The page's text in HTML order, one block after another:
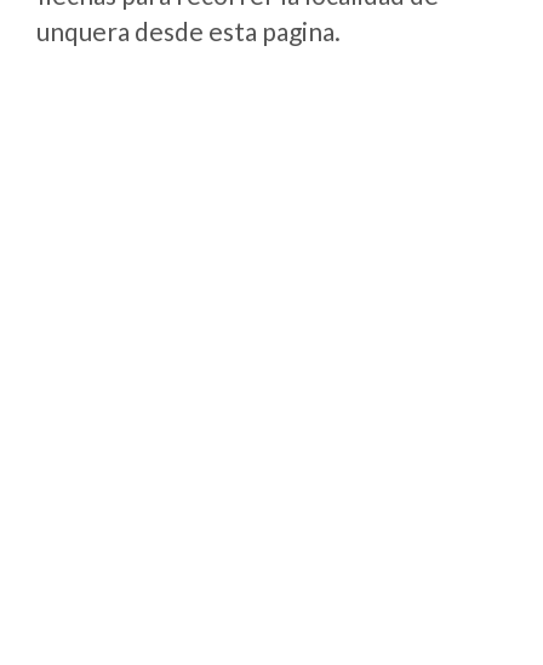
unquera desde esta pagina.